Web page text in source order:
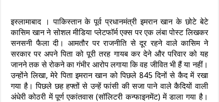
इस्लामाबाद । पाकिस्तान के पूर्व प्रधानमंत्री इमरान खान के छोटे बेटे
कासिम खान ने सोशल मीडिया प्लेटफॉर्म एक्स पर एक लंबा पोस्ट लिखकर
सनसनी फैला दी। आमतौर पर राजनीति से दूर रहने वाले कासिम ने
सरकार पर अपने पिता को पूरी तरह गायब कर देने और परिवार को यह
जानने तक से रोकने का गंभीर आरोप लगाया कि वह जीवित भी हैं या नहीं।
उन्होंने लिखा, मेरे पिता इमरान खान को पिछले 845 दिनों से कैद में रखा
गया है। पिछले छह हफ्तों से उन्हें फांसी की सजा पाने वाले कैदियों वाली
अंधेरी कोठरी में पूर्ण एकांतवास (सॉलिटरी कन्फाइनमेंट) में डाला गया है।